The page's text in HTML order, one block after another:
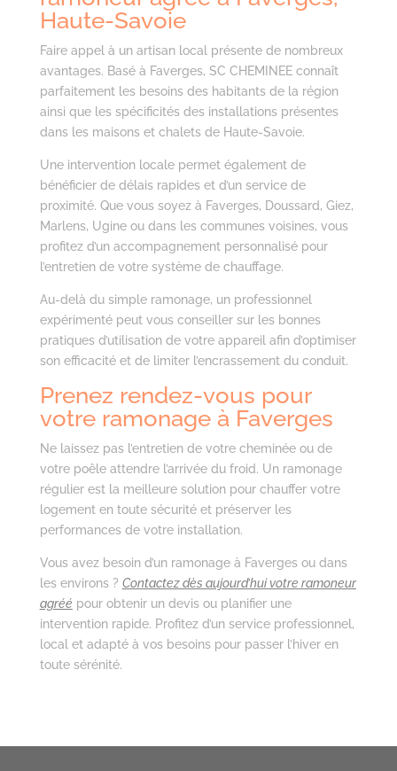
Haute-Savoie
Faire appel à un artisan local présente de nombreux
avantages. Basé à Faverges, SC CHEMINEE connaît
parfaitement les besoins des habitants de la région
ainsi que les spécificités des installations présentes
dans les maisons et chalets de Haute-Savoie.
Une intervention locale permet également de
bénéficier de délais rapides et d’un service de
proximité. Que vous soyez à Faverges, Doussard, Giez,
Marlens, Ugine ou dans les communes voisines, vous
profitez d’un accompagnement personnalisé pour
l’entretien de votre système de chauffage.
Au-delà du simple ramonage, un professionnel
expérimenté peut vous conseiller sur les bonnes
pratiques d’utilisation de votre appareil afin d’optimiser
son efficacité et de limiter l’encrassement du conduit.
Prenez rendez-vous pour
votre ramonage à Faverges
Ne laissez pas l’entretien de votre cheminée ou de
votre poêle attendre l’arrivée du froid. Un ramonage
régulier est la meilleure solution pour chauffer votre
logement en toute sécurité et préserver les
performances de votre installation.
Vous avez besoin d’un ramonage à Faverges ou dans
les environs ? Contactez dès aujourd’hui votre ramoneur
agréé pour obtenir un devis ou planifier une
intervention rapide. Profitez d’un service professionnel,
local et adapté à vos besoins pour passer l’hiver en
toute sérénité.